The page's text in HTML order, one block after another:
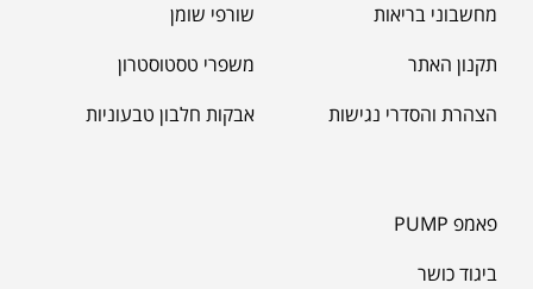
מחשבוני בריאות
תקנון האתר
הצהרת והסדרי נגישות
שורפי שומן
משפרי טסטוסטרון
אבקות חלבון טבעוניות
פאמפ PUMP
ביגוד כושר